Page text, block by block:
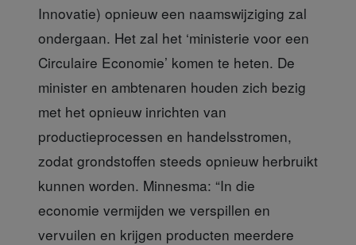
Innovatie) opnieuw een naamswijziging zal
ondergaan. Het zal het ‘ministerie voor een
Circulaire Economie’ komen te heten. De
minister en ambtenaren houden zich bezig
met het opnieuw inrichten van
productieprocessen en handelsstromen,
zodat grondstoffen steeds opnieuw herbruikt
kunnen worden. Minnesma: “In die
economie vermijden we verspillen en
vervuilen en krijgen producten meerdere